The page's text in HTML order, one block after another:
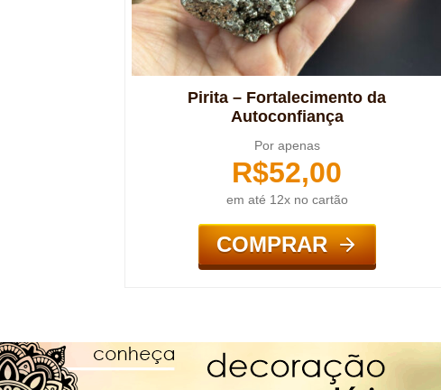
Pirita – Fortalecimento da
Autoconfiança
Por apenas
R$52,00
em até 12x no cartão
COMPRAR